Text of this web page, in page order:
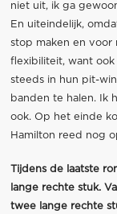
niet uit, ik ga
En uiteindelijk,
stop maken en voor
flexibiliteit, want ook
steeds in hun pit-
banden te halen. Ik
ook. Op het einde
Hamilton reed nog
Tijdens de laatste
lange rechte stuk.
twee lange rechte